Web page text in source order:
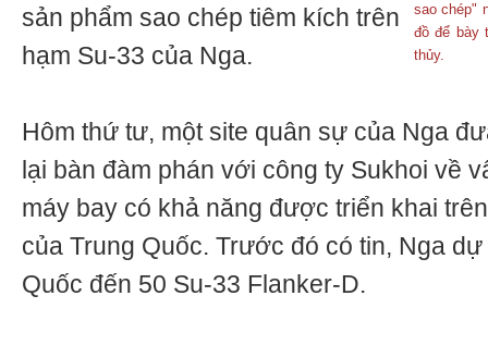
sao chép"
đồ để bày
thủy.
sản phẩm sao chép tiêm kích trên
hạm Su-33 của Nga.
Hôm thứ tư, một site quân sự của Nga
lại bàn đàm phán với công ty Sukhoi về
máy bay có khả năng được triển khai
của Trung Quốc. Trước đó có tin, Nga
Quốc đến 50 Su-33 Flanker-D.